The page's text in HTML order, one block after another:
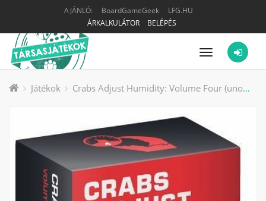
AJÁNLÓ: BoardGameGeek
LFG.HU
ÁRKALKULÁTOR
BELÉPÉS
Menü
Játékok Crabs Adjust Humidity: Volume Four (unofficial expansion for Cards Against Humanity) társasjáték kiegészítő